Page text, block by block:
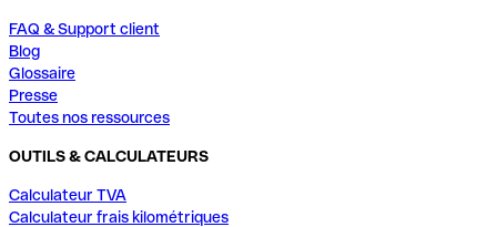
FAQ & Support client
Blog
Glossaire
Presse
Toutes nos ressources
OUTILS & CALCULATEURS
Calculateur TVA
Calculateur frais kilométriques